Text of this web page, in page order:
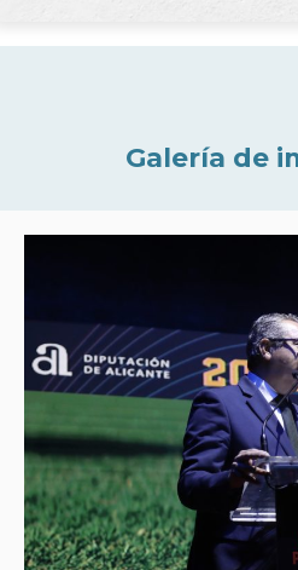
Galería de